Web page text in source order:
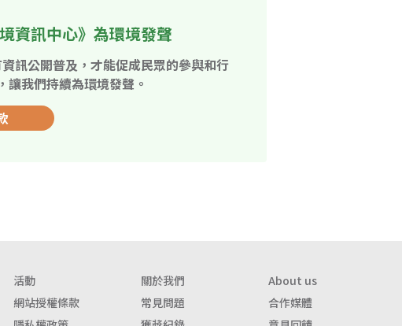
資訊中心》為環境發聲
訊公開普及，才能促成民眾的參與和行
讓我們持續為環境發聲。
活動 關於我們
About us
網站授權條款 常見問題
合作媒體